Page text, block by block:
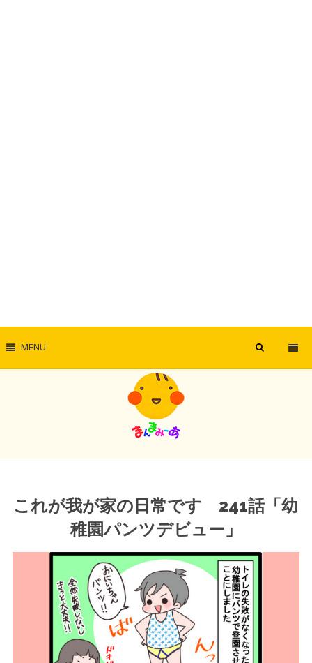
MENU
これが我が家の日常です 241話「幼
稚園パンツデビュー」